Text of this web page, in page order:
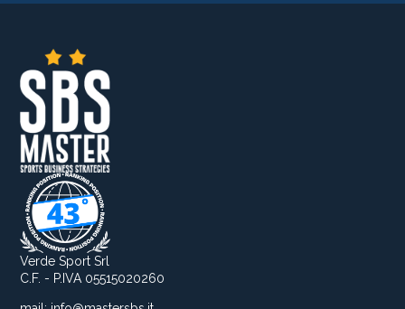
Verde Sport Srl
C.F. - P.IVA 05515020260